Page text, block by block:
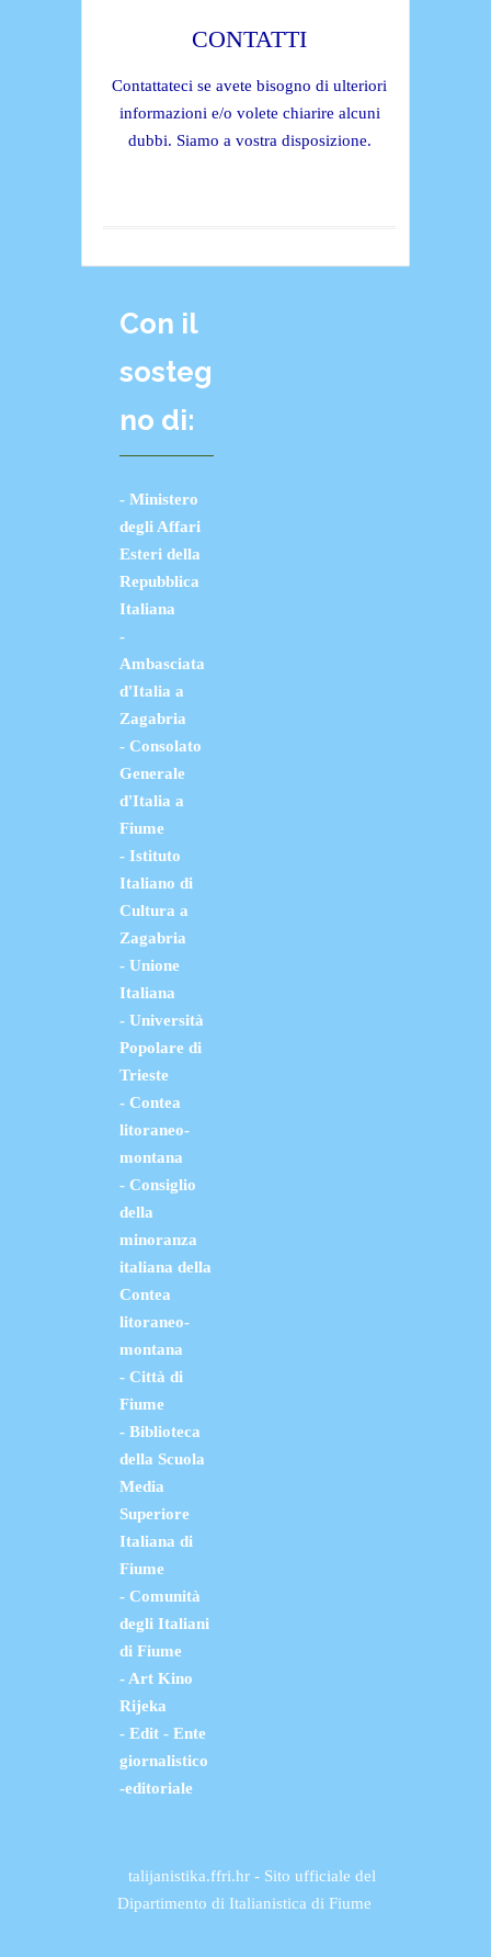
CONTATTI
Contattateci se avete bisogno di ulteriori
informazioni e/o volete chiarire alcuni
dubbi. Siamo a vostra disposizione.
Con il
sosteg
no di:
- Ministero
degli Affari
Esteri della
Repubblica
Italiana
-
Ambasciata
d'Italia a
Zagabria
- Consolato
Generale
d'Italia a
Fiume
- Istituto
Italiano di
Cultura a
Zagabria
- Unione
Italiana
- Università
Popolare di
Trieste
- Contea
litoraneo-
montana
- Consiglio
della
minoranza
italiana della
Contea
litoraneo-
montana
- Città di
Fiume
- Biblioteca
della Scuola
Media
Superiore
Italiana di
Fiume
- Comunità
degli Italiani
di Fiume
- Art Kino
Rijeka
- Edit - Ente
giornalistico
-editoriale
talijanistika.ffri.hr - Sito ufficiale del
Dipartimento di Italianistica di Fiume